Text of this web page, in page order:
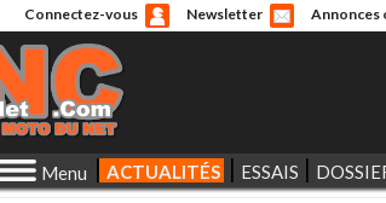
Connectez-vous Newsletter Annonces
Menu ACTUALITÉS ESSAIS